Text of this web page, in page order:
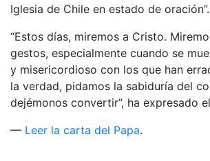
Iglesia de Chile en estado de oración”.
“Estos días, miremos a Cristo.
gestos, especialmente cuando se
y misericordioso con los que han
la verdad, pidamos la sabiduría del
dejémonos convertir”, ha expresado
— Leer la carta del Papa.